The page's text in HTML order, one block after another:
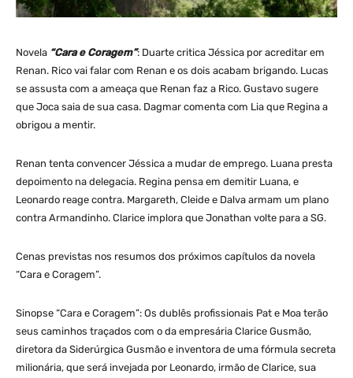
Novela “Cara e Coragem”: Duarte critica Jéssica por acreditar em
Renan. Rico vai falar com Renan e os dois acabam brigando. Lucas
se assusta com a ameaça que Renan faz a Rico. Gustavo sugere
que Joca saia de sua casa. Dagmar comenta com Lia que Regina a
obrigou a mentir.
Renan tenta convencer Jéssica a mudar de emprego. Luana presta
depoimento na delegacia. Regina pensa em demitir Luana, e
Leonardo reage contra. Margareth, Cleide e Dalva armam um plano
contra Armandinho. Clarice implora que Jonathan volte para a SG.
Cenas previstas nos resumos dos próximos capítulos da novela
“Cara e Coragem”.
Sinopse “Cara e Coragem”: Os dublês profissionais Pat e Moa terão
seus caminhos traçados com o da empresária Clarice Gusmão,
diretora da Siderúrgica Gusmão e inventora de uma fórmula secreta
milionária, que será invejada por Leonardo, irmão de Clarice, sua